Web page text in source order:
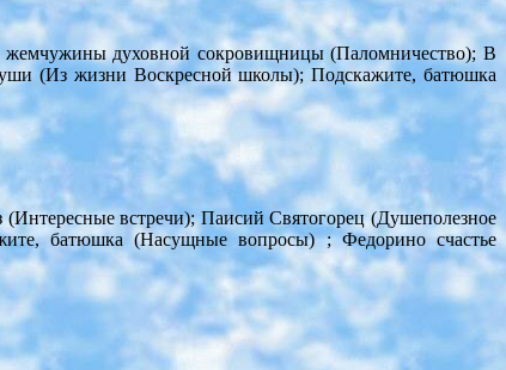
жемчужины духовной сокровищницы (Паломничество); В
(Из жизни Воскресной школы); Подскажите, батюшка
встречи); Паисий Святогорец (Душеполезное
батюшка (Насущные вопросы) ; Федорино счастье